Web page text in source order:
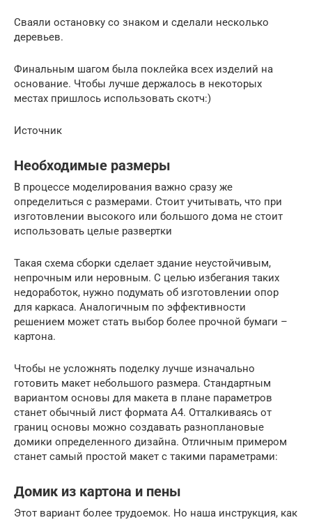
Сваяли остановку со знаком и сделали несколько
деревьев.
Финальным шагом была поклейка всех изделий на
основание. Чтобы лучше держалось в некоторых
местах пришлось использовать скотч:)
Источник
Необходимые размеры
В процессе моделирования важно сразу же
определиться с размерами. Стоит учитывать, что при
изготовлении высокого или большого дома не стоит
использовать целые развертки
Такая схема сборки сделает здание неустойчивым,
непрочным или неровным. С целью избегания таких
недоработок, нужно подумать об изготовлении опор
для каркаса. Аналогичным по эффективности
решением может стать выбор более прочной бумаги –
картона.
Чтобы не усложнять поделку лучше изначально
готовить макет небольшого размера. Стандартным
вариантом основы для макета в плане параметров
станет обычный лист формата А4. Отталкиваясь от
границ основы можно создавать разноплановые
домики определенного дизайна. Отличным примером
станет самый простой макет с такими параметрами:
Домик из картона и пены
Этот вариант более трудоемок. Но наша инструкция, как